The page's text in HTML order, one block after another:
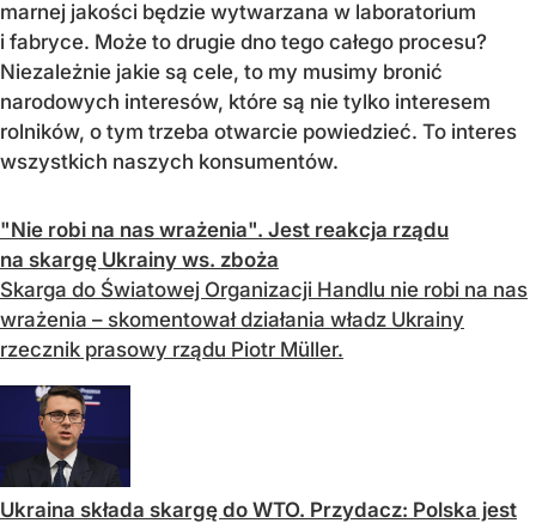
marnej jakości będzie wytwarzana w laboratorium
i fabryce. Może to drugie dno tego całego procesu?
Niezależnie jakie są cele, to my musimy bronić
narodowych interesów, które są nie tylko interesem
rolników, o tym trzeba otwarcie powiedzieć. To interes
wszystkich naszych konsumentów.
"Nie robi na nas wrażenia". Jest reakcja rządu
na skargę Ukrainy ws. zboża
Skarga do Światowej Organizacji Handlu nie robi na nas
wrażenia – skomentował działania władz Ukrainy
rzecznik prasowy rządu Piotr Müller.
Ukraina składa skargę do WTO. Przydacz: Polska jest